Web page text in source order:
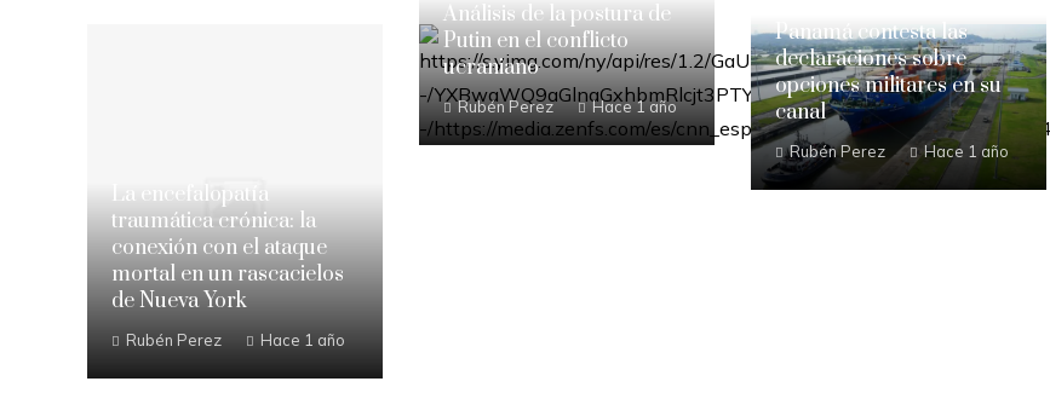
La encefalopatía
traumática crónica: la
conexión con el ataque
mortal en un rascacielos
de Nueva York
Rubén Perez Hace 1 año
Análisis de la postura de
Putin en el conflicto
ucraniano
Rubén Perez Hace 1 año
Panamá contesta las
declaraciones sobre
opciones militares en su
canal
Rubén Perez Hace 1 año